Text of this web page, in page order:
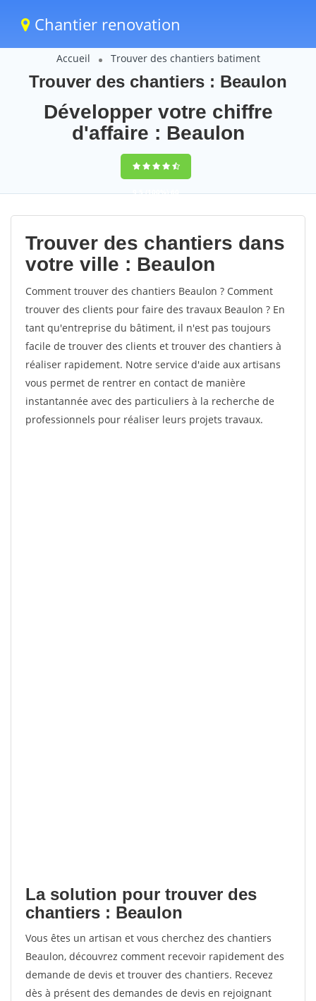
Chantier renovation
Accueil Trouver des chantiers batiment
Trouver des chantiers : Beaulon
Développer votre chiffre
d'affaire : Beaulon
9,5(100%)60
votes
Trouver des chantiers dans
votre ville : Beaulon
Comment trouver des chantiers Beaulon ? Comment
trouver des clients pour faire des travaux Beaulon ? En
tant qu'entreprise du bâtiment, il n'est pas toujours
facile de trouver des clients et trouver des chantiers à
réaliser rapidement. Notre service d'aide aux artisans
vous permet de rentrer en contact de manière
instantannée avec des particuliers à la recherche de
professionnels pour réaliser leurs projets travaux.
La solution pour trouver des
chantiers : Beaulon
Vous êtes un artisan et vous cherchez des chantiers
Beaulon, découvrez comment recevoir rapidement des
demande de devis et trouver des chantiers. Recevez
dès à présent des demandes de devis en rejoignant